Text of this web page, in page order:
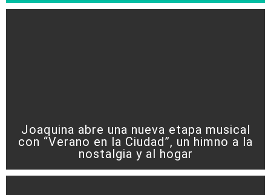
Joaquina abre una nueva etapa musical
con “Verano en la Ciudad”, un himno a la
nostalgia y al hogar